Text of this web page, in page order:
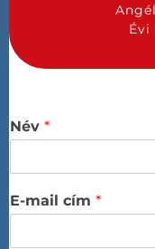
Évi
Név *
E-mail cím *